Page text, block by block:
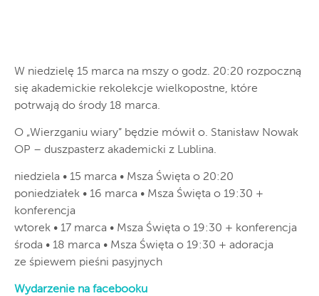
W niedzielę 15 marca na mszy o godz. 20:20 rozpoczną
się akademickie rekolekcje wielkopostne, które
potrwają do środy 18 marca.
O „Wierzganiu wiary” będzie mówił o. Stanisław Nowak
OP – duszpasterz akademicki z Lublina.
niedziela • 15 marca • Msza Święta o 20:20
poniedziałek • 16 marca • Msza Święta o 19:30 +
konferencja
wtorek • 17 marca • Msza Święta o 19:30 + konferencja
środa • 18 marca • Msza Święta o 19:30 + adoracja
ze śpiewem pieśni pasyjnych
Wydarzenie na facebooku